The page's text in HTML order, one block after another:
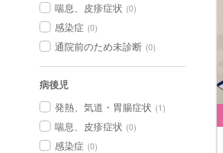
喘息、皮疹症状 (0)
感染症 (0)
通院前のため未診断 (0)
病後児
発熱、気道・胃腸症状 (1)
喘息、皮疹症状 (0)
感染症 (0)